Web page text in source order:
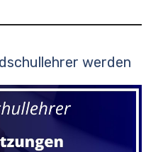
werden